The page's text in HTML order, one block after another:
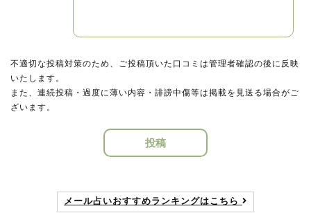
不適切な投稿対策のため、ご投稿頂いた口コミは管理者確認の後に反映
いたします。
また、連続投稿・過度に薄い内容・誹謗中傷等は掲載を見送る場合がご
ざいます。
投稿
メール占いおすすめランキングはこちら